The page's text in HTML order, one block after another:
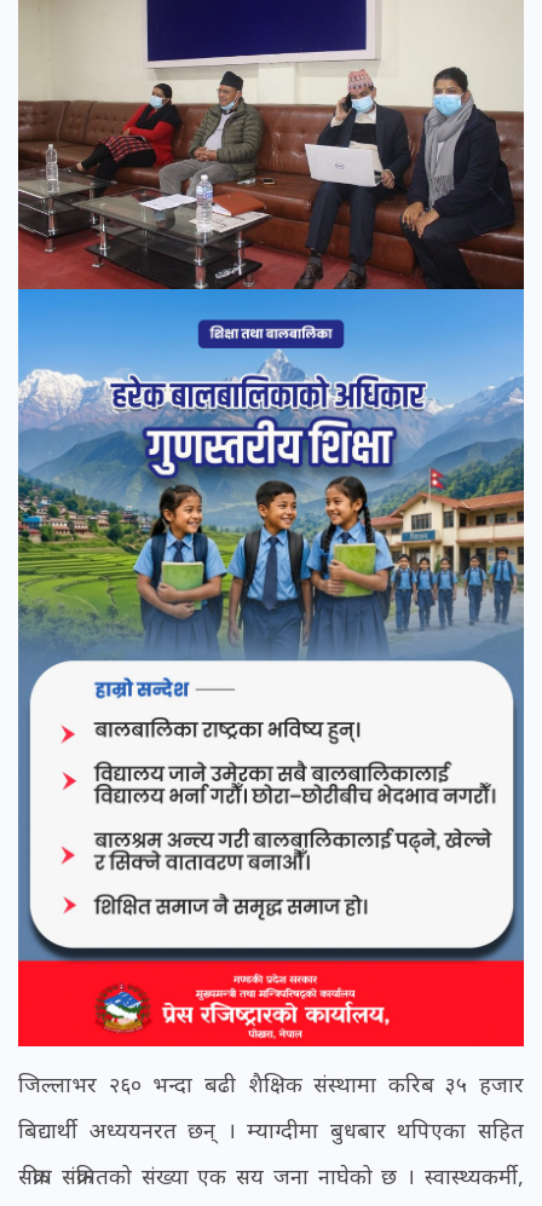
जिल्लाभर २६० भन्दा बढी शैक्षिक संस्थामा करिब ३५ हजार
बिद्यार्थी अध्ययनरत छन् । म्याग्दीमा बुधबार थपिएका सहित
सक्रीय संक्रमितको संख्या एक सय जना नाघेको छ । स्वास्थ्यकर्मी,